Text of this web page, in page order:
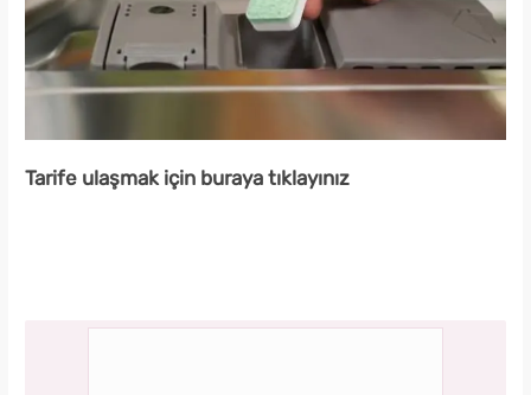
Tarife ulaşmak için buraya tıklayınız